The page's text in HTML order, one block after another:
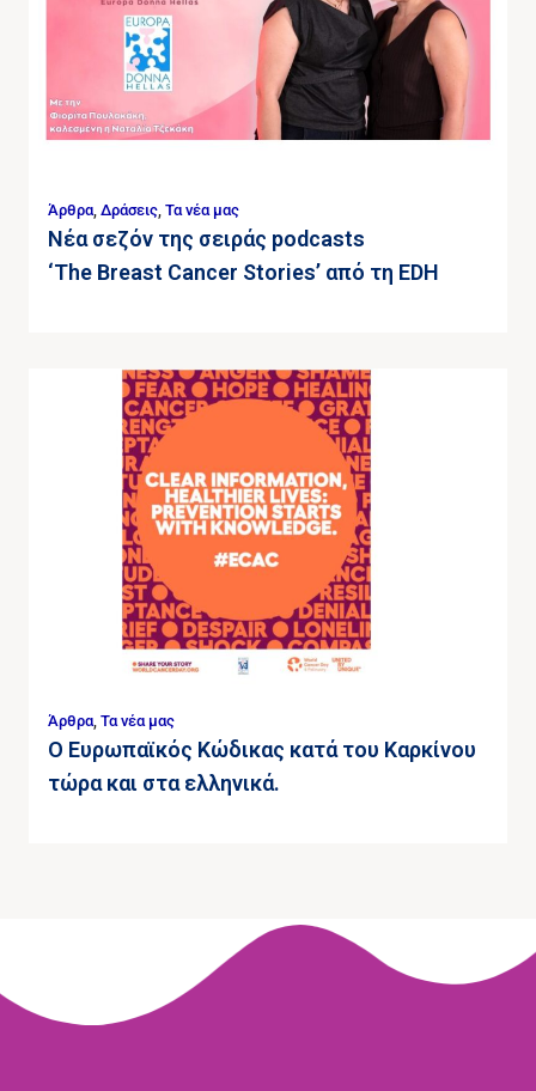
Άρθρα Δράσεις Τα νέα μας
Νέα σεζόν της σειράς podcasts
‘The Breast Cancer Stories’ από τη EDH
Άρθρα Τα νέα μας
Ο Ευρωπαϊκός Κώδικας κατά του Καρκίνου
τώρα και στα ελληνικά.